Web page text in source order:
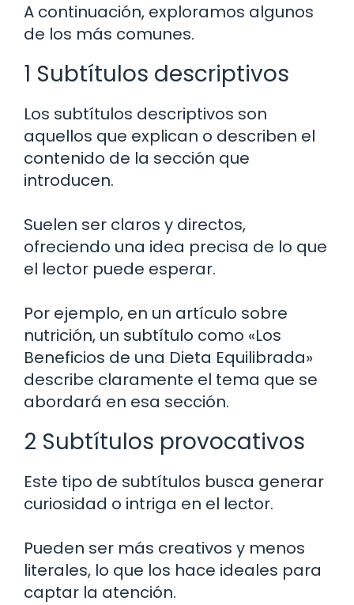
A continuación, exploramos algunos
de los más comunes.
1 Subtítulos descriptivos
Los subtítulos descriptivos son
aquellos que explican o describen el
contenido de la sección que
introducen.
Suelen ser claros y directos,
ofreciendo una idea precisa de lo que
el lector puede esperar.
Por ejemplo, en un artículo sobre
nutrición, un subtítulo como «Los
Beneficios de una Dieta Equilibrada»
describe claramente el tema que se
abordará en esa sección.
2 Subtítulos provocativos
Este tipo de subtítulos busca generar
curiosidad o intriga en el lector.
Pueden ser más creativos y menos
literales, lo que los hace ideales para
captar la atención.